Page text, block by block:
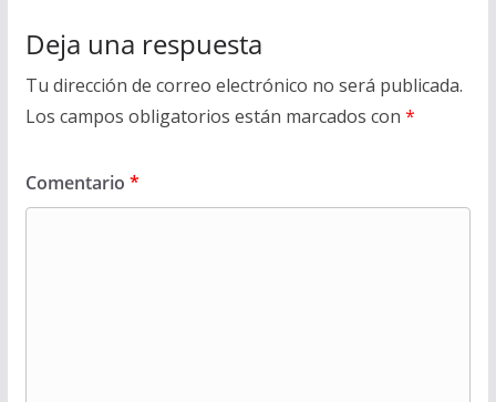
Deja una respuesta
Tu dirección de correo electrónico no será publicada.
Los campos obligatorios están marcados con *
Comentario *